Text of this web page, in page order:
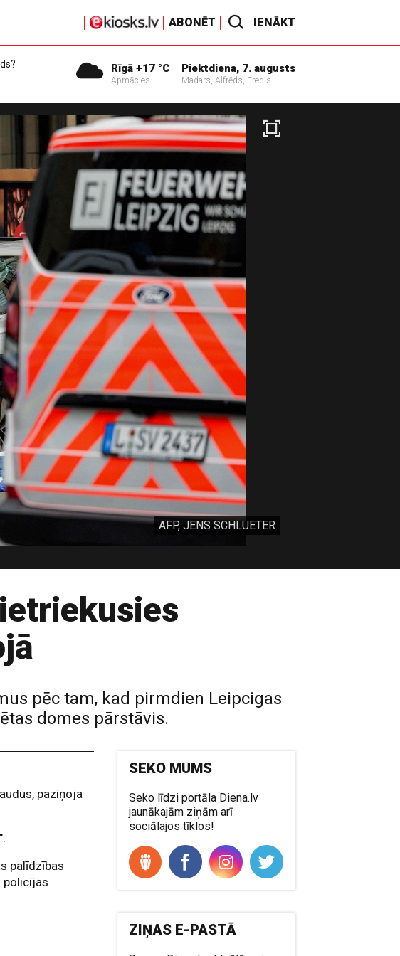
ABONĒT IENĀKT
Rīgā +17 °C
Apmācies
Piektdiena, 7. augusts
Madars, Alfrēds, Fredis
AFP, JENS SCHLUETER
pēc tam, kad pirmdien Leipcigas
domes pārstāvis.
paziņoja
palīdzības
policijas
SEKO MUMS
Seko līdzi portāla Diena.lv
jaunākajām ziņām arī
sociālajos tīklos!
ZIŅAS E-PASTĀ